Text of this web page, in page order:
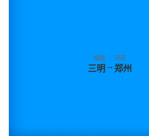
福建
三明→
河南
郑州